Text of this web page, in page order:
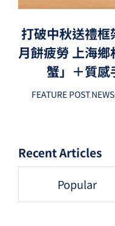
打破中秋送禮
月餅疲勞 上海
蟹」＋質感
FEATURE POST,
Recent Articles
Popular